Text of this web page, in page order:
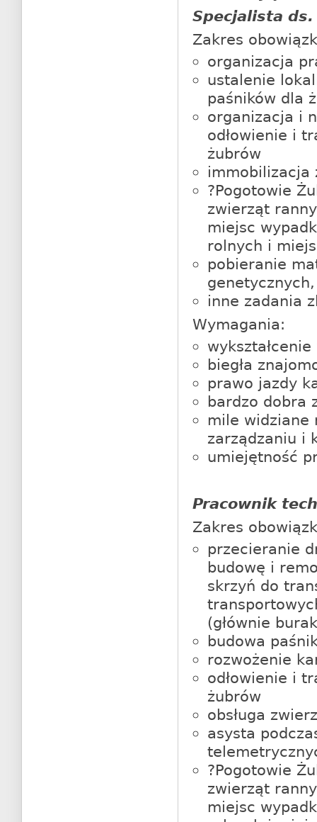
Specjalista
Zakres
organizacja
ustalenie
paśników dla
organizacja i
odłowienie i
żubrów
immobilizacja
?Pogotowie
zwierząt
miejsc
rolnych i
pobieranie
inne zadania
Wymagania:
wykształcenie
biegła
prawo jazdy
bardzo dobra
mile widziane
zarządzaniu i
umiejętność
Pracownik
Zakres
przecieranie
budowę i
skrzyń do
(głównie
budowa
rozwożenie
odłowienie i
żubrów
obsługa
asysta
?Pogotowie
zwierząt
miejsc